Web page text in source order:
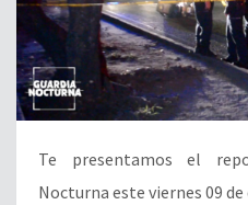
Te presentamos el
Nocturna este viernes 09